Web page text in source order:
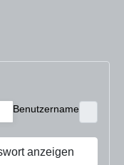
Benutzername
anzeigen